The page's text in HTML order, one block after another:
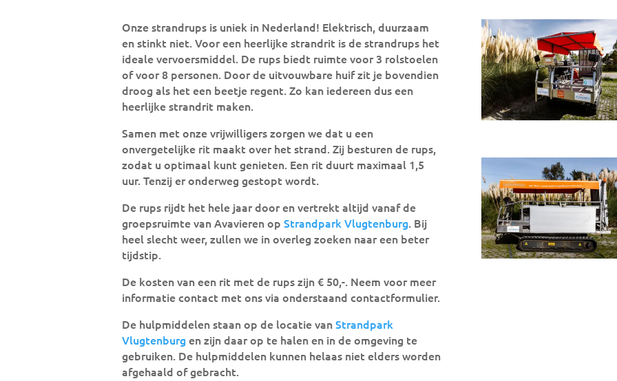
Onze strandrups is uniek in Nederland! Elektrisch, duurzaam
en stinkt niet. Voor een heerlijke strandrit is de strandrups het
ideale vervoersmiddel. De rups biedt ruimte voor 3 rolstoelen
of voor 8 personen. Door de uitvouwbare huif zit je bovendien
droog als het een beetje regent. Zo kan iedereen dus een
heerlijke strandrit maken.
Samen met onze vrijwilligers zorgen we dat u een
onvergetelijke rit maakt over het strand. Zij besturen de rups,
zodat u optimaal kunt genieten. Een rit duurt maximaal 1,5
uur. Tenzij er onderweg gestopt wordt.
De rups rijdt het hele jaar door en vertrekt altijd vanaf de
groepsruimte van Avavieren opStrandpark Vlugtenburg. Bij
heel slecht weer, zullen we in overleg zoeken naar een beter
tijdstip.
De kosten van een rit met de rups zijn € 50,-. Neem voor meer
informatie contact met ons via onderstaand contactformulier.
De hulpmiddelen staan op de locatie vanStrandpark
Vlugtenburgen zijn daar op te halen en in de omgeving te
gebruiken. De hulpmiddelen kunnen helaas niet elders worden
afgehaald of gebracht.